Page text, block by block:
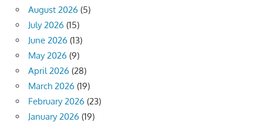
August 2026 (5)
July 2026 (15)
June 2026 (13)
May 2026 (9)
April 2026 (28)
March 2026 (19)
February 2026 (23)
January 2026 (19)